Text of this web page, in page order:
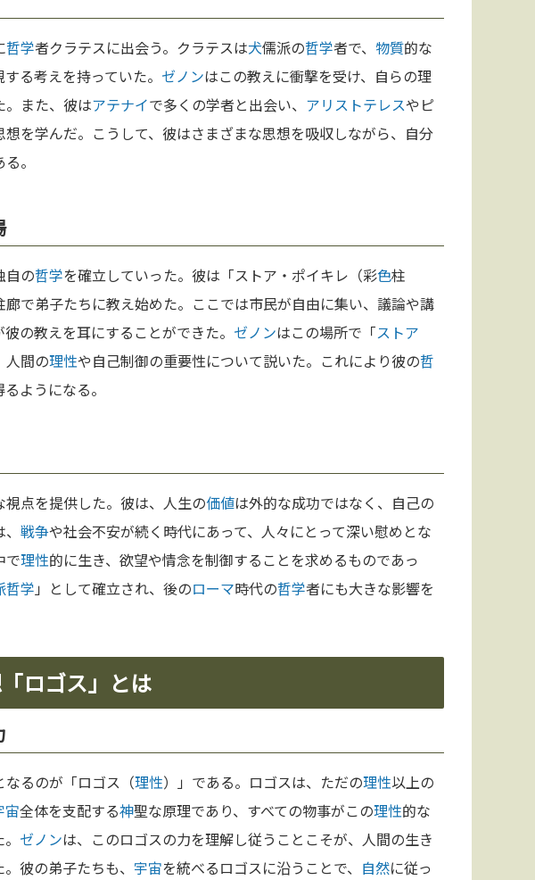
哲学者クラテスに出会う。クラテスは犬儒派の哲学者で、 物質的な
る考えを持っていた。 ゼノンはこの教えに衝撃を受け、自らの理
。また、彼はアテナイで多くの学者と出会い、 アリストテレスやピ
想を学んだ。こうして、彼はさまざまな思想を吸収しながら、自分
。
自の哲学を確立していった。彼は「ストア・ポイキレ（彩色柱
廊で弟子たちに教え始めた。ここでは市民が自由に集い、議論や講
の教えを耳にすることができた。 ゼノンはこの場所で「ストア
人間の理性や自己制御の重要性について説いた。これにより彼の哲
ようになる。
点を提供した。彼は、人生の価値は外的な成功ではなく、自己の
戦争や社会不安が続く時代にあって、人々にとって深い慰めとな
で理性的に生き、欲望や情念を制御することを求めるものであっ
哲学 」として確立され、後のローマ時代の哲学者にも大きな影響を
ロゴス」とは
なるのが「ロゴス（理性）」である。ロゴスは、ただの理性以上の
宙全体を支配する神聖な原理であり、すべての物事がこの理性的な
ゼノンは、このロゴスの力を理解し従うことこそが、人間の生き
彼の弟子たちも、 宇宙を統べるロゴスに沿うことで、 自然に従っ